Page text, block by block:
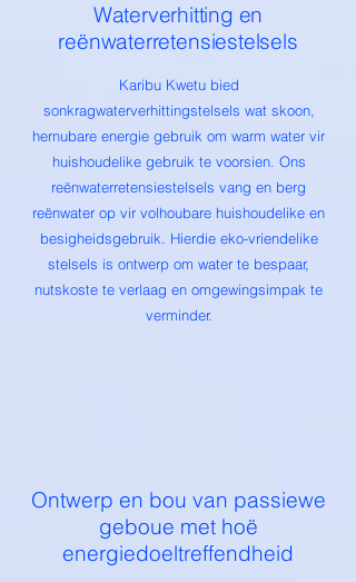
Waterverhitting en
reënwaterretensiestelsels
Karibu Kwetu bied
sonkragwaterverhittingstelsels wat skoon,
hernubare energie gebruik om warm water vir
huishoudelike gebruik te voorsien. Ons
reënwaterretensiestelsels vang en berg
reënwater op vir volhoubare huishoudelike en
besigheidsgebruik. Hierdie eko-vriendelike
stelsels is ontwerp om water te bespaar,
nutskoste te verlaag en omgewingsimpak te
verminder.
Ontwerp en bou van passiewe
geboue met hoë
energiedoeltreffendheid